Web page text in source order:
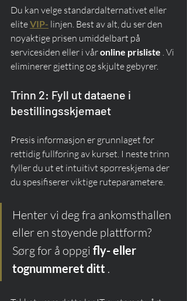
Du kan velge standardalternativet eller
elite VIP- linjen. Best av alt, du ser den
nøyaktige prisen umiddelbart på
servicesiden eller i vår online prisliste . Vi
eliminerer gjetting og skjulte gebyrer.
Trinn 2: Fyll ut dataene i
bestillingsskjemaet
Presis informasjon er grunnlaget for
rettidig fullføring av kurset. I neste trinn
fyller du ut et intuitivt spørreskjema der
du spesifiserer viktige ruteparametere.
Henter vi deg fra ankomsthallen
eller en støyende plattform?
Sørg for å oppgi fly- eller
tognummeret ditt .